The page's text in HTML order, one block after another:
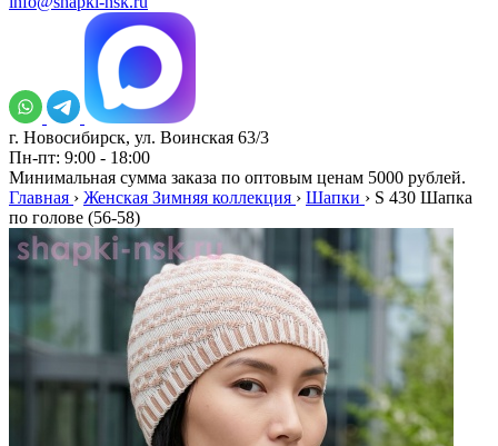
г. Новосибирск, ул. Воинская 63/3
Пн-пт: 9:00 - 18:00
Минимальная сумма заказа по оптовым ценам 5000 рублей.
Главная › Женская Зимняя коллекция › Шапки › S 430 Шапка
по голове (56-58)